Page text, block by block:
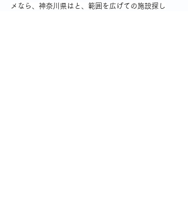
メなら、神奈川県はと、範囲を広げての施設探し